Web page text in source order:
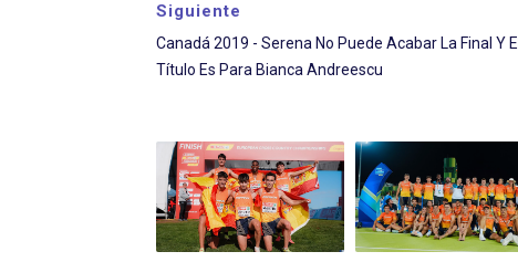
Siguiente
Canadá 2019 - Serena No Puede Acabar La Final Y El
Título Es Para Bianca Andreescu